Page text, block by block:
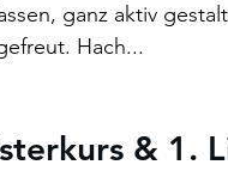
ganz aktiv
Hach...
& 1.